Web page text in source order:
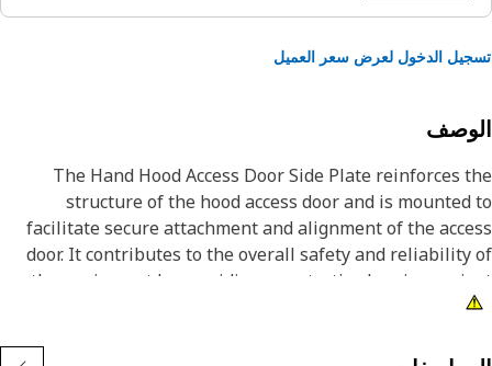
الدخول لعرض سعر العميل
The Hand Hood Access Door Side Plate reinforces
structure of the hood access door and is
facilitate secure attachment and alignment of the
door. It contributes to the overall safety and
the equipment by providing a protective barrier
dust, debris, and potential impacts during